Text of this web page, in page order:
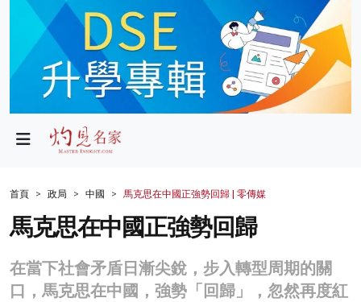
政局
財經
生活
商業
首頁 政局 中國 馬克思在中國正強勢回歸 | 零傳媒
馬克思在中國正強勢回歸
在當下社會矛盾日漸尖銳，步入轉型周期的關
口，馬克思在中國，強勢「回歸」，忽然再度紅